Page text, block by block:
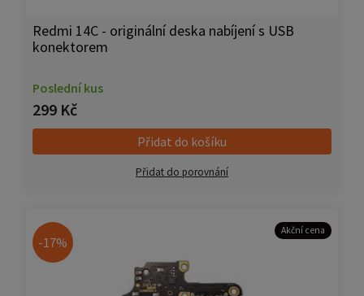
Redmi 14C - originální deska nabíjení s USB
konektorem
Poslední kus
299 Kč
Přidat do košíku
Přidat do porovnání
-17%
Akční cena